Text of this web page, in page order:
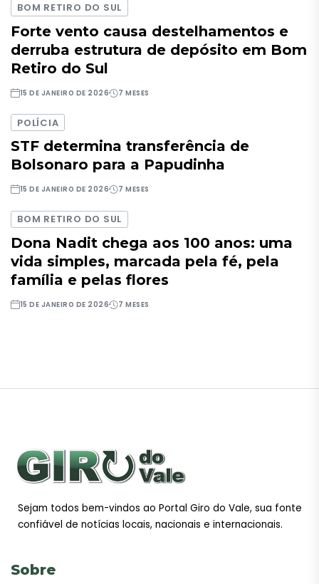
BOM RETIRO DO SUL
Forte vento causa destelhamentos e
derruba estrutura de depósito em Bom
Retiro do Sul
15 DE JANEIRO DE 2026 7 MESES
POLÍCIA
STF determina transferência de
Bolsonaro para a Papudinha
15 DE JANEIRO DE 2026 7 MESES
BOM RETIRO DO SUL
Dona Nadit chega aos 100 anos: uma
vida simples, marcada pela fé, pela
família e pelas flores
15 DE JANEIRO DE 2026 7 MESES
Sejam todos bem-vindos ao Portal Giro do Vale, sua fonte
confiável de notícias locais, nacionais e internacionais.
Sobre